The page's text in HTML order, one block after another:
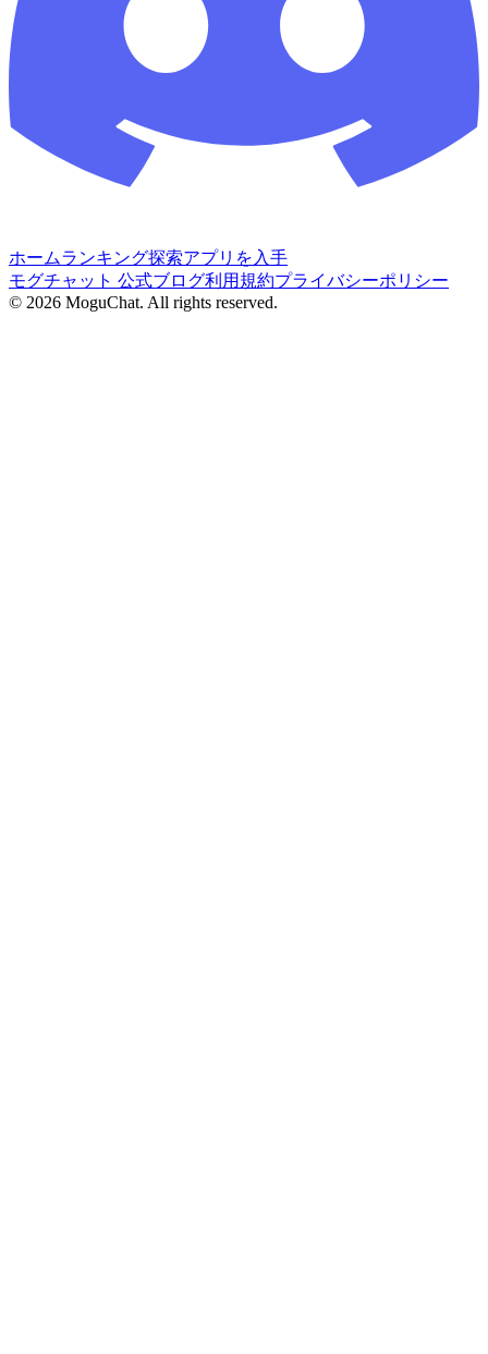
ホームランキング探索アプリを入手
モグチャット 公式ブログ利用規約プライバシーポリシー
© 2026 MoguChat. All rights reserved.